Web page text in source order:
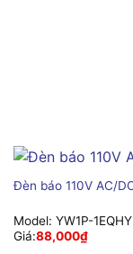
Đèn báo 110V AC/
Model: YW1P-1EQHY
Giá:88,000₫